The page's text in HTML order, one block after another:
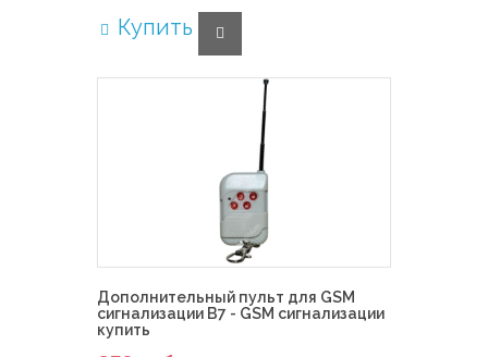
Купить
Дополнительный пульт для GSM
сигнализации B7 - GSM сигнализации
купить